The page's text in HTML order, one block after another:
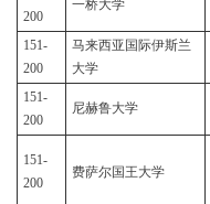
200
一桥大学
151-
200
马来西亚国际伊斯兰
大学
151-
200
尼赫鲁大学
151-
200
费萨尔国王大学